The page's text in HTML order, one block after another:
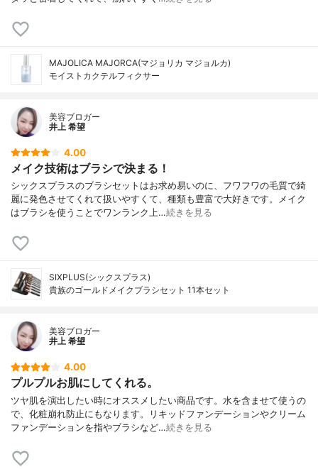
MAJOLICA MAJORCA(マジョリカ マジョルカ)
モイストカクテルフィクサー
美容ブロガー
井上 希望
4.00
メイク技術はブラシで決まる！
シックスプラスのブラシセットはお求め易いのに、フワフワの毛質で綺
麗に発色させてくれて扱いやすくて、種類も豊富で大好きです。メイク
はブラシを使うことでワンランク上…続きを見る
SIXPLUS(シックスプラス)
貴族のゴールドメイクブラシセット 11本セット
美容ブロガー
井上 希望
4.00
プルプルお肌にしてくれる。
ツヤ肌を演出したい時にオススメしたい商品です。水を含ませて使うの
で、化粧崩れ防止にもなります。リキッドファンデーションやクリーム
ファンデーションを指やブラシなど…続きを見る